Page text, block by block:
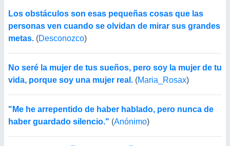
Los obstáculos son esas pequeñas cosas que las
personas ven cuando se olvidan de mirar sus grandes
metas. (Desconozco)
No seré la mujer de tus sueños, pero soy la mujer de tu
vida, porque soy una mujer real. (Maria_Rosax)
"Me he arrepentido de haber hablado, pero nunca de
haber guardado silencio." (Anónimo)